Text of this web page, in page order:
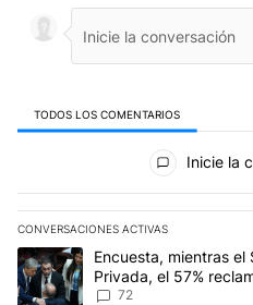
TODOS LOS COMENTARIOS
Todos los comentarios
Inicie la
CONVERSACIONES ACTIVAS
Este listado muestra los
Un artículo de tendencia con el
Encuesta, mientras
Privada, el 57%
72